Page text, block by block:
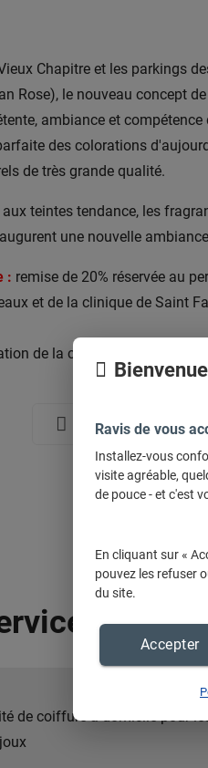
Chapitre et les parkings
Rose), le nouveau concept
ambiance et compétence
des colorations
de très grande qualité.
teintes tendance, les
une nouvelle
: remise de 20% réservée au
et de la clinique de Saint
de la carte professionnelle)
Nous contacter
de coiffure à domicile pour
Ravis de vous
Installez-vous
visite agréable,
de pouce - et c'est
En cliquant sur «
pouvez les refuser
du site.
Accepter